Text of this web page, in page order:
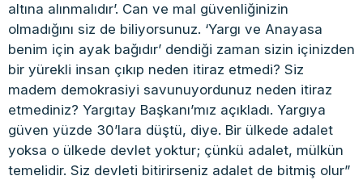
altına alınmalıdır’. Can ve mal güvenliğinizin
olmadığını siz de biliyorsunuz. ‘Yargı ve Anayasa
benim için ayak bağıdır’ dendiği zaman sizin içinizden
bir yürekli insan çıkıp neden itiraz etmedi? Siz
madem demokrasiyi savunuyordunuz neden itiraz
etmediniz? Yargıtay Başkanı’mız açıkladı. Yargıya
güven yüzde 30’lara düştü, diye. Bir ülkede adalet
yoksa o ülkede devlet yoktur; çünkü adalet, mülkün
temelidir. Siz devleti bitirirseniz adalet de bitmiş olur”